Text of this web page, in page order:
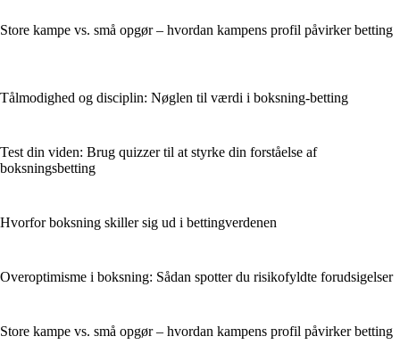
Store kampe vs. små opgør – hvordan kampens profil påvirker betting
Tålmodighed og disciplin: Nøglen til værdi i boksning-betting
Test din viden: Brug quizzer til at styrke din forståelse af
boksningsbetting
Hvorfor boksning skiller sig ud i bettingverdenen
Overoptimisme i boksning: Sådan spotter du risikofyldte forudsigelser
Store kampe vs. små opgør – hvordan kampens profil påvirker betting